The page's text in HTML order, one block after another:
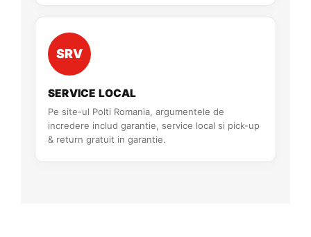
SRV
SERVICE LOCAL
Pe site-ul Polti Romania, argumentele de
incredere includ garantie, service local si pick-up
& return gratuit in garantie.